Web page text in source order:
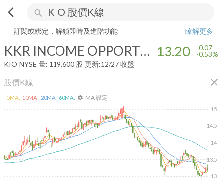
arrow_back_ios search
KKR INCOME OPPORTUNITIES FUND
訂閱或綁定，解鎖即時及進階功能
瞭解更多
KKR INCOME OPPORTUNITIES FUND 13.20 -0.07
-0.53%
KIO NYSE 量: 119,600 股 更新:12/27 收盤
股價K線 close
13
13.5
14
14.5
15
5MA: 10MA: 20MA: 60MA: settings MA 設定